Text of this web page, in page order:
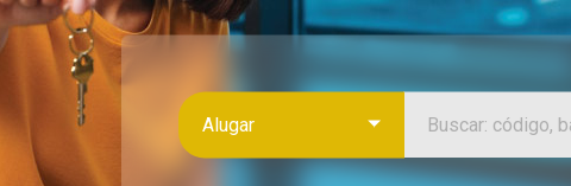
Alugar